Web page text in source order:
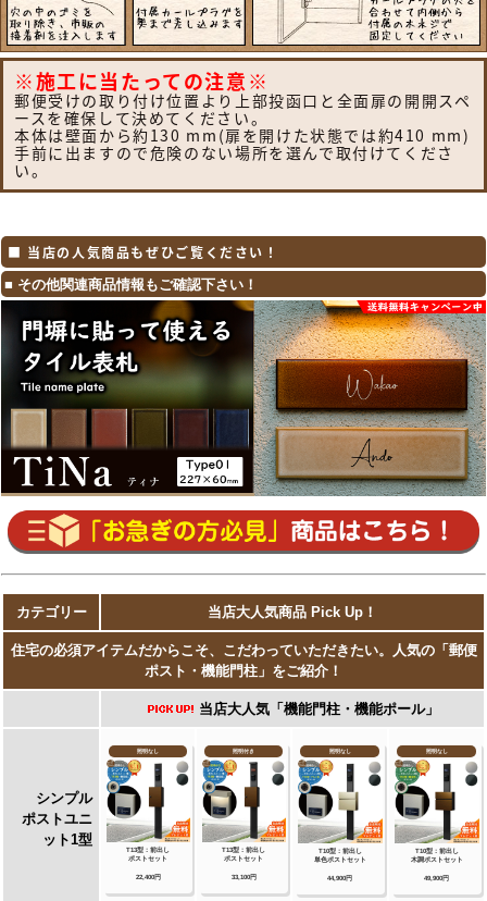
※施工に当たっての注意※
郵便受けの取り付け位置より上部投函口と全面扉の開開スペ
ースを確保して決めてください。
本体は壁面から約130 mm(扉を開けた状態では約410 mm)
手前に出ますので危険のない場所を選んで取付けてくださ
い。
■ 当店の人気商品もぜひご覧ください！